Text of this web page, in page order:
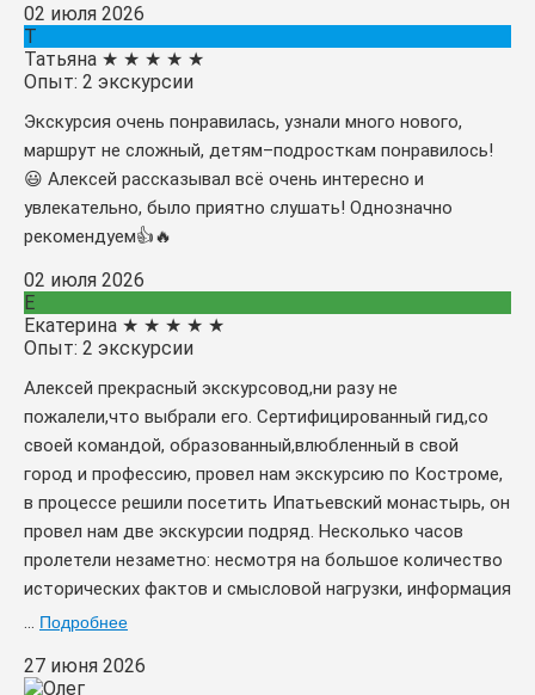
02 июля 2026
Т
Татьяна ★ ★ ★ ★ ★
Опыт: 2 экскурсии
Экскурсия очень понравилась, узнали много нового,
маршрут не сложный, детям–подросткам понравилось!
😃 Алексей рассказывал всё очень интересно и
увлекательно, было приятно слушать! Однозначно
рекомендуем👍🔥
02 июля 2026
Е
Екатерина ★ ★ ★ ★ ★
Опыт: 2 экскурсии
Алексей прекрасный экскурсовод,ни разу не
пожалели,что выбрали его. Сертифицированный гид,со
своей командой, образованный,влюбленный в свой
город и профессию, провел нам экскурсию по Костроме,
в процессе решили посетить Ипатьевский монастырь, он
провел нам две экскурсии подряд. Несколько часов
пролетели незаметно: несмотря на большое количество
исторических фактов и смысловой нагрузки, информация
... Подробнее
27 июня 2026